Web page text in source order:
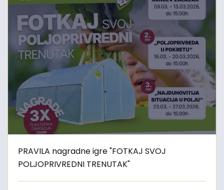
PRAVILA nagradne igre "FOTKAJ SVOJ
POLJOPRIVREDNI TRENUTAK"